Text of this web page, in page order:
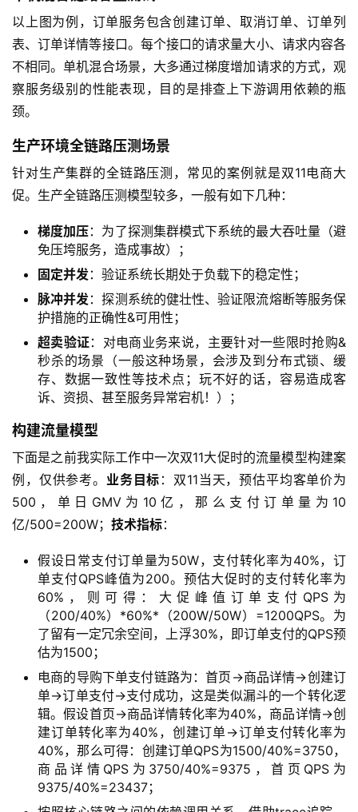
A
实
程
以上图为例，订单服务包含创建订单、取消订单、订单列
表、订单详情等接口。每个接口的请求量大小、请求内容各
不相同。单机混合场景，大多通过梯度增加请求的方式，观
察服务级别的性能表现，目的是排查上下游调用依赖的瓶
颈。
生产环境全链路压测场景
针对生产集群的全链路压测，常见的案例就是双11电商大
促。生产全链路压测模型较多，一般有如下几种：
梯度加压：为了探测集群模式下系统的最大吞吐量（避
免压垮服务，造成事故）；
固定并发：验证系统长期处于负载下的稳定性；
脉冲并发：探测系统的健壮性、验证限流熔断等服务保
护措施的正确性&可用性；
超卖验证：对电商业务来说，主要针对一些限时抢购&
秒杀的场景（一般这种场景，会涉及到分布式锁、缓
存、数据一致性等技术点；玩不好的话，容易造成客
诉、资损、甚至服务异常宕机！）；
构建流量模型
下面是之前我实际工作中一次双11大促时的流量模型构建案
例，仅供参考。 业务目标 ：双11当天，预估平均客单价为
500，单日GMV为10亿，那么支付订单量为10
亿/500=200W； 技术指标：
假设日常支付订单量为50W，支付转化率为40%，订
单支付QPS峰值为200。预估大促时的支付转化率为
60%，则可得：大促峰值订单支付QPS为
（200/40%）*60%*（200W/50W）=1200QPS。为
了留有一定冗余空间，上浮30%，即订单支付的QPS预
估为1500；
电商的导购下单支付链路为：首页→商品详情→创建订
单→订单支付→支付成功，这是类似漏斗的一个转化逻
辑。假设首页→商品详情转化率为40%，商品详情→创
建订单转化率为40%，创建订单→订单支付转化率为
40%，那么可得：创建订单QPS为1500/40%=3750，
商品详情QPS为3750/40%=9375，首页QPS为
9375/40%=23437；